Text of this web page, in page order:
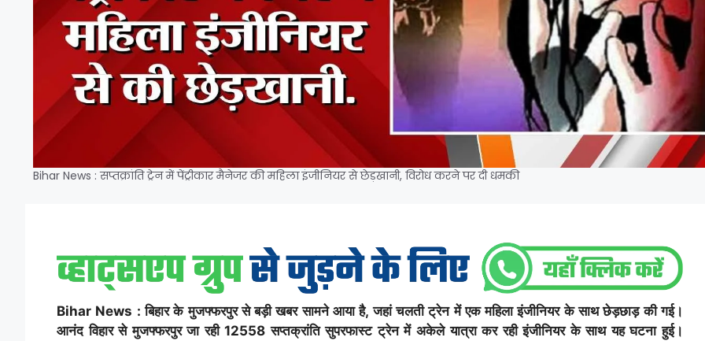
Bihar News : सप्तक्रांति ट्रेन में पेंट्रीकार मैनेजर की महिला इंजीनियर से छेड़खानी, विरोध करने पर दी धमकी
Bihar News : बिहार के मुजफ्फरपुर से बड़ी खबर सामने आया है, जहां चलती ट्रेन में एक महिला इंजीनियर के साथ छेड़छाड़ की गई।
आनंद विहार से मुजफ्फरपुर जा रही 12558 सप्तक्रांति सुपरफास्ट ट्रेन में अकेले यात्रा कर रही इंजीनियर के साथ यह घटना हुई।